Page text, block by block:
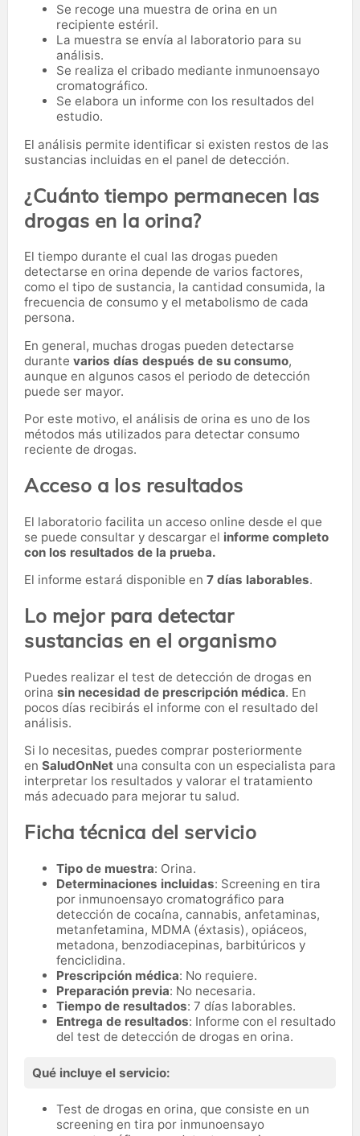
Se recoge una muestra de orina en un
recipiente estéril.
La muestra se envía al laboratorio para su
análisis.
Se realiza el cribado mediante inmunoensayo
cromatográfico.
Se elabora un informe con los resultados del
estudio.
El análisis permite identificar si existen restos de las
sustancias incluidas en el panel de detección.
¿Cuánto tiempo permanecen las
drogas en la orina?
El tiempo durante el cual las drogas pueden
detectarse en orina depende de varios factores,
como el tipo de sustancia, la cantidad consumida, la
frecuencia de consumo y el metabolismo de cada
persona.
En general, muchas drogas pueden detectarse
durante varios días después de su consumo,
aunque en algunos casos el periodo de detección
puede ser mayor.
Por este motivo, el análisis de orina es uno de los
métodos más utilizados para detectar consumo
reciente de drogas.
Acceso a los resultados
El laboratorio facilita un acceso online desde el que
se puede consultar y descargar el informe completo
con los resultados de la prueba.
El informe estará disponible en 7 días laborables.
Lo mejor para detectar
sustancias en el organismo
Puedes realizar el test de detección de drogas en
orina sin necesidad de prescripción médica. En
pocos días recibirás el informe con el resultado del
análisis.
Si lo necesitas, puedes comprar posteriormente
en SaludOnNet una consulta con un especialista para
interpretar los resultados y valorar el tratamiento
más adecuado para mejorar tu salud.
Ficha técnica del servicio
Tipo de muestra: Orina.
Determinaciones incluidas: Screening en tira
por inmunoensayo cromatográfico para
detección de cocaína, cannabis, anfetaminas,
metanfetamina, MDMA (éxtasis), opiáceos,
metadona, benzodiacepinas, barbitúricos y
fenciclidina.
Prescripción médica: No requiere.
Preparación previa: No necesaria.
Tiempo de resultados: 7 días laborables.
Entrega de resultados: Informe con el resultado
del test de detección de drogas en orina.
Qué incluye el servicio:
Test de drogas en orina, que consiste en un
screening en tira por inmunoensayo